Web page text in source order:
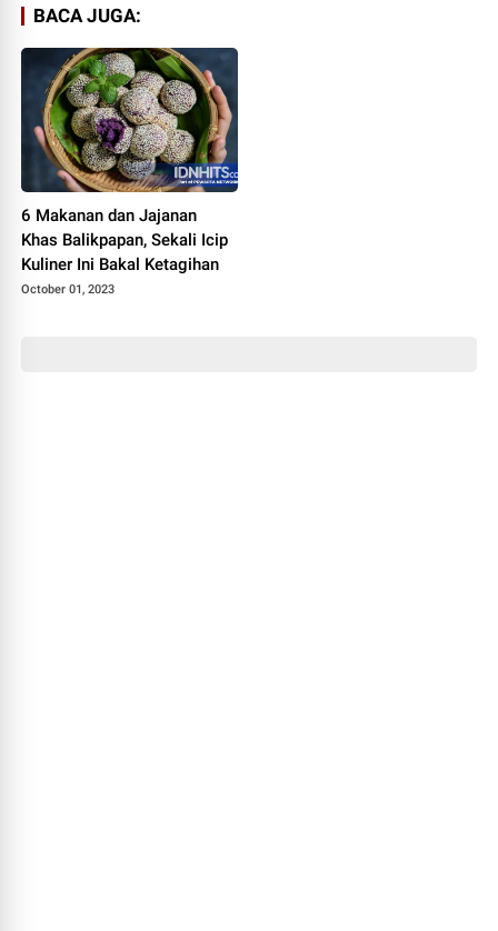
BACA JUGA:
6 Makanan dan Jajanan
Khas Balikpapan, Sekali Icip
Kuliner Ini Bakal Ketagihan
October 01, 2023